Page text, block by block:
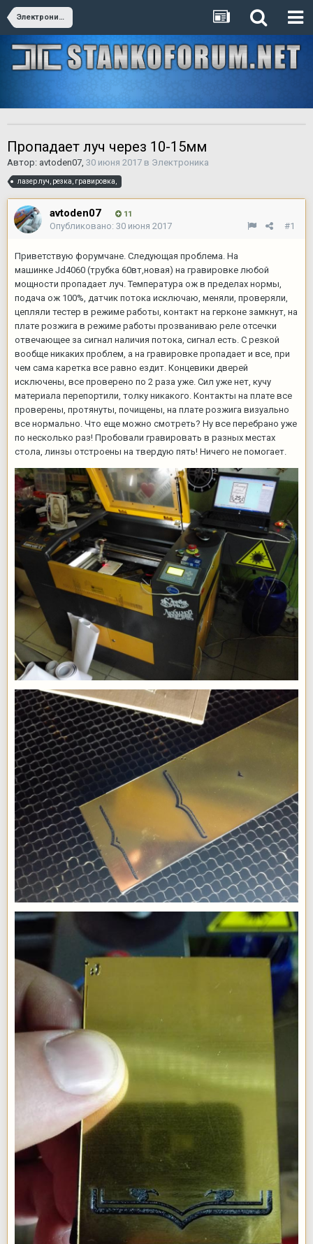
Электроника
Пропадает луч через 10-15мм
Автор: avtoden07, 30 июня 2017 в Электроника
лазер луч, резка, гравировка,
avtoden07 11
#1
Опубликовано: 30 июня 2017
Приветствую форумчане. Следующая проблема. На
машинке Jd4060 (трубка 60вт,новая) на гравировке любой
мощности пропадает луч. Температура ож в пределах нормы,
подача ож 100%, датчик потока исключаю, меняли, проверяли,
цепляли тестер в режиме работы, контакт на герконе замкнут, на
плате розжига в режиме работы прозваниваю реле отсечки
отвечающее за сигнал наличия потока, сигнал есть. С резкой
вообще никаких проблем, а на гравировке пропадает и все, при
чем сама каретка все равно ездит. Концевики дверей
исключены, все проверено по 2 раза уже. Сил уже нет, кучу
материала перепортили, толку никакого. Контакты на плате все
проверены, протянуты, почищены, на плате розжига визуально
все нормально. Что еще можно смотреть? Ну все перебрано уже
по несколько раз! Пробовали гравировать в разных местах
стола, линзы отстроены на твердую пять! Ничего не помогает.